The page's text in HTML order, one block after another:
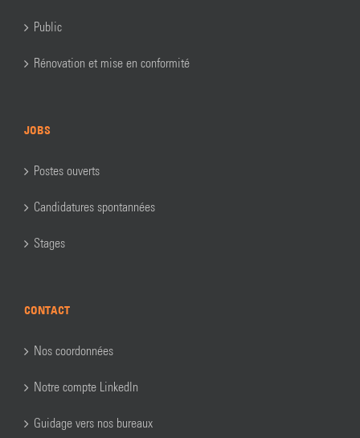
Public
Rénovation et mise en conformité
JOBS
Postes ouverts
Candidatures spontannées
Stages
CONTACT
Nos coordonnées
Notre compte LinkedIn
Guidage vers nos bureaux